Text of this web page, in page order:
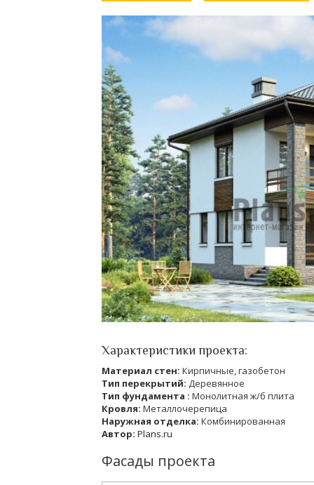
Характеристики проекта:
Материал стен: Кирпичные, газобетон
Тип перекрытий: Деревянное
Тип фундамента : Монолитная ж/б плита
Кровля: Металлочерепица
Наружная отделка: Комбинированная
Автор: Plans.ru
Фасады проекта